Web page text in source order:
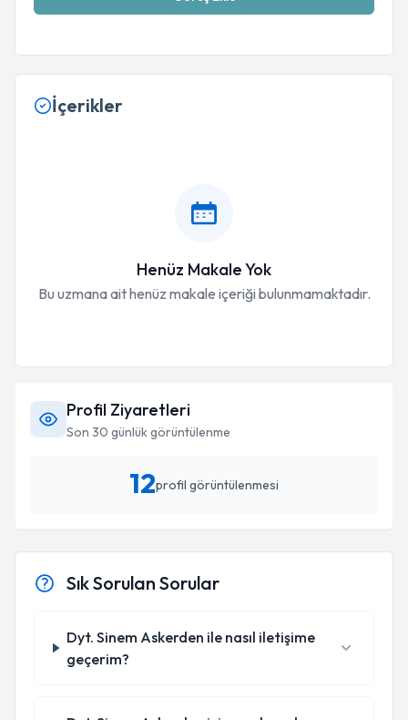
İçerikler
Henüz Makale Yok
Bu uzmana ait henüz makale içeriği bulunmamaktadır.
Profil Ziyaretleri
Son 30 günlük görüntülenme
12profil görüntülenmesi
Sık Sorulan Sorular
Dyt. Sinem Askerden ile nasıl iletişime
geçerim?